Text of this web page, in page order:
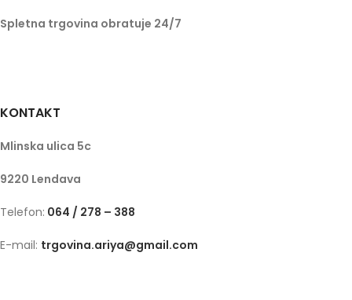
Spletna trgovina obratuje 24/7
KONTAKT
Mlinska ulica 5c
9220 Lendava
Telefon: 064 / 278 – 388
E-mail: trgovina.ariya@gmail.com